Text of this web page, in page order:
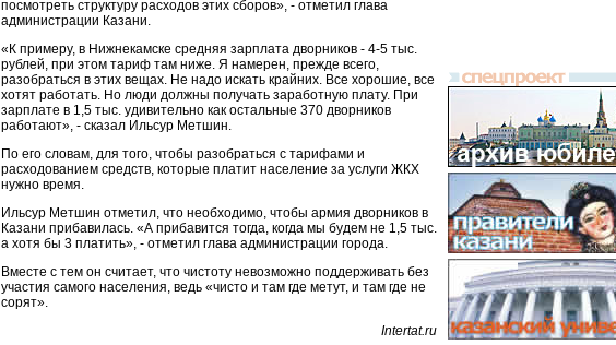
посмотреть структуру расходов этих сборов», - отметил глава
администрации Казани.
«К примеру, в Нижнекамске средняя зарплата дворников - 4-5 тыс.
рублей, при этом тариф там ниже. Я намерен, прежде всего,
разобраться в этих вещах. Не надо искать крайних. Все хорошие, все
хотят работать. Но люди должны получать заработную плату. При
зарплате в 1,5 тыс. удивительно как остальные 370 дворников
работают», - сказал Ильсур Метшин.
По его словам, для того, чтобы разобраться с тарифами и
расходованием средств, которые платит население за услуги ЖКХ
нужно время.
Ильсур Метшин отметил, что необходимо, чтобы армия дворников в
Казани прибавилась. «А прибавится тогда, когда мы будем не 1,5 тыс.
а хотя бы 3 платить», - отметил глава администрации города.
Вместе с тем он считает, что чистоту невозможно поддерживать без
участия самого населения, ведь «чисто и там где метут, и там где не
сорят».
Intertat.ru